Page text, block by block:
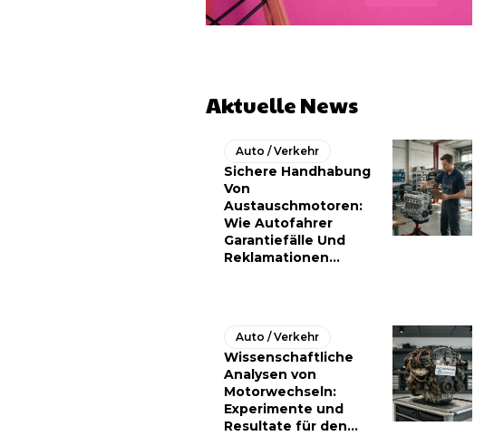
Aktuelle News
Auto / Verkehr
Sichere Handhabung
Von
Austauschmotoren:
Wie Autofahrer
Garantiefälle Und
Reklamationen...
Auto / Verkehr
Wissenschaftliche
Analysen von
Motorwechseln:
Experimente und
Resultate für den...